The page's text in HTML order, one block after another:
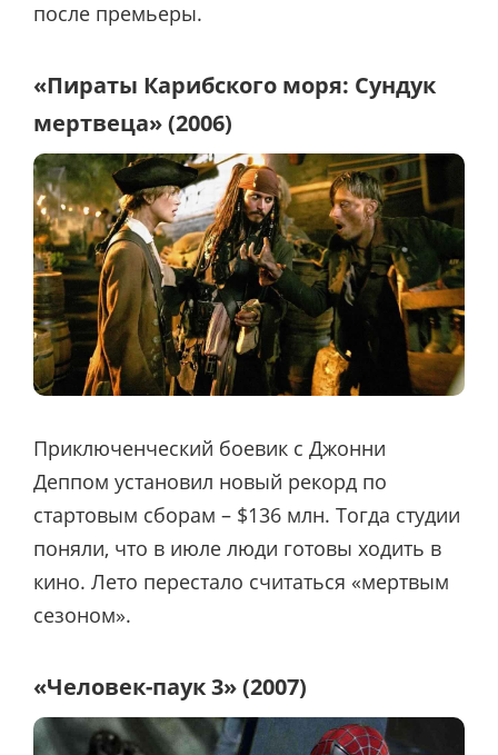
после премьеры.
«Пираты Карибского моря: Сундук
мертвеца» (2006)
Приключенческий боевик с Джонни
Деппом установил новый рекорд по
стартовым сборам – $136 млн. Тогда студии
поняли, что в июле люди готовы ходить в
кино. Лето перестало считаться «мертвым
сезоном».
«Человек-паук 3» (2007)